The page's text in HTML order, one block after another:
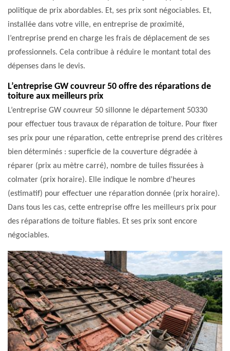
politique de prix abordables. Et, ses prix sont négociables. Et,
installée dans votre ville, en entreprise de proximité,
l’entreprise prend en charge les frais de déplacement de ses
professionnels. Cela contribue à réduire le montant total des
dépenses dans le devis.
L’entreprise GW couvreur 50 offre des réparations de
toiture aux meilleurs prix
L’entreprise GW couvreur 50 sillonne le département 50330
pour effectuer tous travaux de réparation de toiture. Pour fixer
ses prix pour une réparation, cette entreprise prend des critères
bien déterminés : superficie de la couverture dégradée à
réparer (prix au mètre carré), nombre de tuiles fissurées à
colmater (prix horaire). Elle indique le nombre d’heures
(estimatif) pour effectuer une réparation donnée (prix horaire).
Dans tous les cas, cette entreprise offre les meilleurs prix pour
des réparations de toiture fiables. Et ses prix sont encore
négociables.